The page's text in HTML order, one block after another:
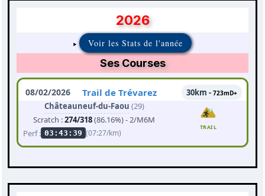
2026
Voir les Stats de l'année
Ses Courses
08/02/2026 Trail de Trévarez 30km - 723mD+
Châteauneuf-du-Faou (29)
Scratch :274/318(86.16%) - 2/M6M
Perf : 03:43:39 (07:27/km)
TRAIL